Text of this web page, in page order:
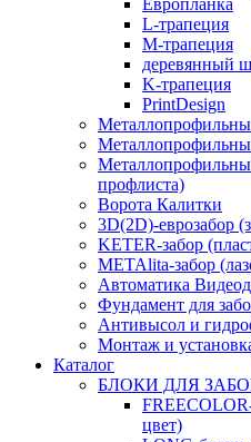
Европланка
L-трапеция
M-трапеция
деревянный
K-трапеция
PrintDesign
профлиста)
Ворота Калитки
3D(2D)-еврозабор
KETER-забор
METAlita-забор
Автоматика
Фундамент для
Антивысол и
Монтаж и
Каталог
БЛОКИ ДЛЯ
цвет)